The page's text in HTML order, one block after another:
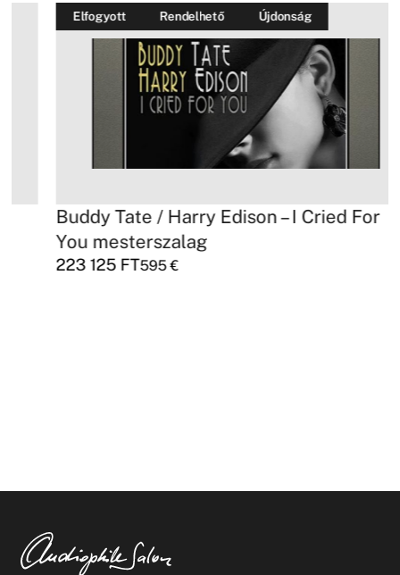
Elfogyott Rendelhető Újdonság
Buddy Tate / Harry Edison – I Cried For
You mesterszalag
223 125FT595€